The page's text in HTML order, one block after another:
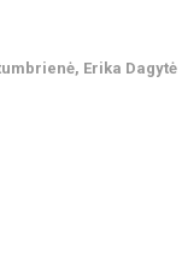
Erika Dagytė